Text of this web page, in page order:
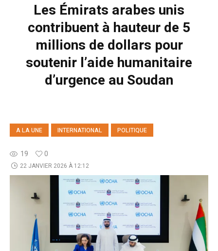
Les Émirats arabes unis
contribuent à hauteur de 5
millions de dollars pour
soutenir l’aide humanitaire
d’urgence au Soudan
A LA UNE INTERNATIONAL POLITIQUE
19 0
22 JANVIER 2026 À 12:12